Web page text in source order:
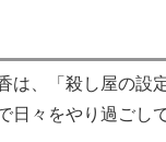
は、「殺し屋の設
日々をやり過ごし